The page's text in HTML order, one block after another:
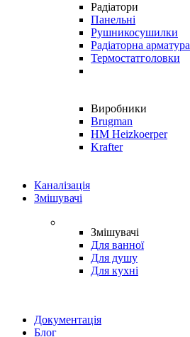
Радіатори
Панельні
Рушникосушилки
Радіаторна арматура
Термостатголовки
Виробники
Brugman
HM Heizkoerper
Krafter
Каналізація
Змішувачі
Змішувачі
Для ванної
Для душу
Для кухні
Документація
Блог